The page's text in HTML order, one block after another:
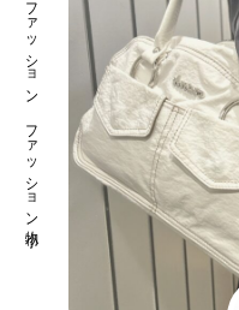
ファッション ファッション小物